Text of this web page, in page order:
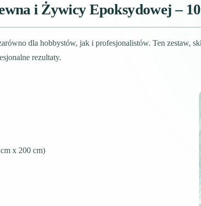
i Żywicy Epoksydowej –
dla hobbystów, jak i profesjonalistów. Ten zestaw,
rezultaty.
x 200 cm)